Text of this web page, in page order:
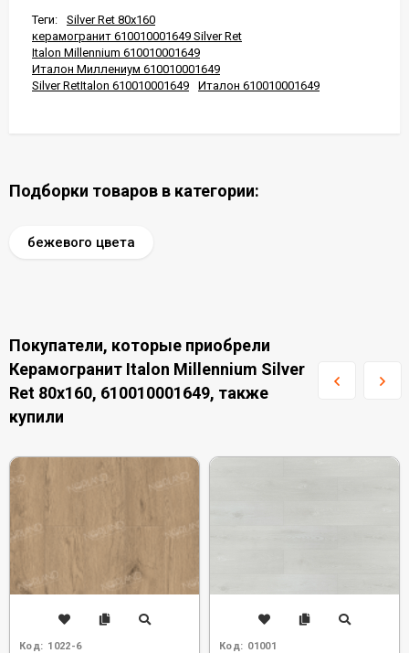
Теги:
Silver Ret 80x160
керамогранит 610010001649 Silver Ret
Italon Millennium 610010001649
Италон Миллениум 610010001649
Silver RetItalon 610010001649
Италон 610010001649
Подборки товаров в категории:
бежевого цвета
Покупатели, которые приобрели
Керамогранит Italon Millennium Silver
Ret 80x160, 610010001649, также
купили
Код: 1022-6 Код: 01001